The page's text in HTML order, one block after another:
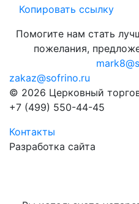
Копировать ссылку
Помогите нам стать
пожелания,
zakaz@sofrino.ru
© 2026 Церковный
+7 (499) 550-44-45
Контакты
Разработка сайта